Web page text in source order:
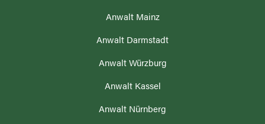
Anwalt Mainz
Anwalt Darmstadt
Anwalt Würzburg
Anwalt Kassel
Anwalt Nürnberg